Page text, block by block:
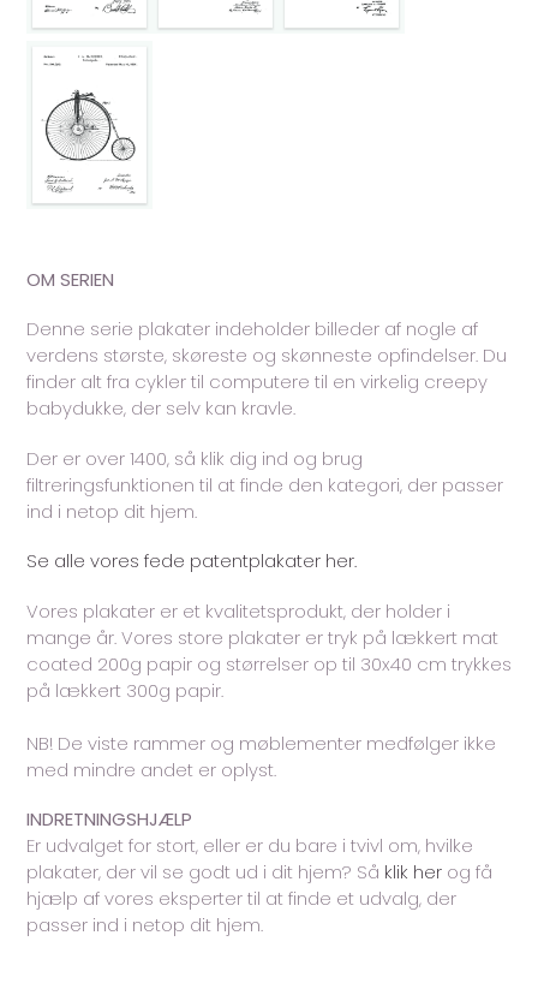
OM SERIEN
Denne serie plakater indeholder billeder af nogle af
verdens største, skøreste og skønneste opfindelser. Du
finder alt fra cykler til computere til en virkelig creepy
babydukke, der selv kan kravle.
Der er over 1400, så klik dig ind og brug
filtreringsfunktionen til at finde den kategori, der passer
ind i netop dit hjem.
Se alle vores fede patentplakater her.
Vores plakater er et kvalitetsprodukt, der holder i
mange år. Vores store plakater er tryk på lækkert mat
coated 200g papir og størrelser op til 30x40 cm trykkes
på lækkert 300g papir.
NB! De viste rammer og møblementer medfølger ikke
med mindre andet er oplyst.
INDRETNINGSHJÆLP
Er udvalget for stort, eller er du bare i tvivl om, hvilke
plakater, der vil se godt ud i dit hjem? Så klik her og få
hjælp af vores eksperter til at finde et udvalg, der
passer ind i netop dit hjem.